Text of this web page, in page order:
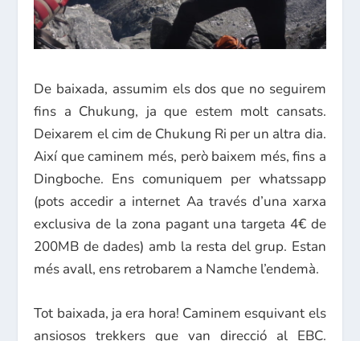
De baixada, assumim els dos que no seguirem
fins a Chukung, ja que estem molt cansats.
Deixarem el cim de Chukung Ri per un altra dia.
Així que caminem més, però baixem més, fins a
Dingboche. Ens comuniquem per whatssapp
(pots accedir a internet Aa través d’una xarxa
exclusiva de la zona pagant una targeta 4€ de
200MB de dades) amb la resta del grup. Estan
més avall, ens retrobarem a Namche l’endemà.
Tot baixada, ja era hora! Caminem esquivant els
ansiosos trekkers que van direcció al EBC.